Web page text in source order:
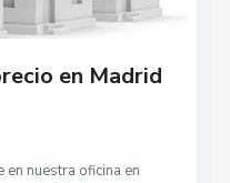
en Madrid
en nuestra oficina en